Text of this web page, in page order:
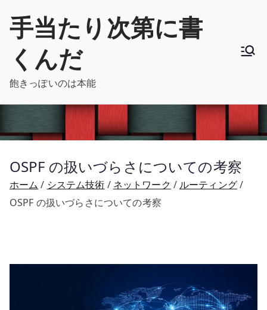
手当たり次第に書
くんだ
飽きっぽいのは本能
OSPF の扱いづらさについての考察
ホーム システム技術 ネットワーク
ルーティング
OSPF の扱いづらさについての考察